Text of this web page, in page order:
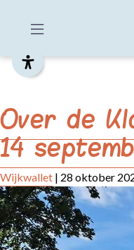
content
Over de
14
Wijkwallet | 28 oktober